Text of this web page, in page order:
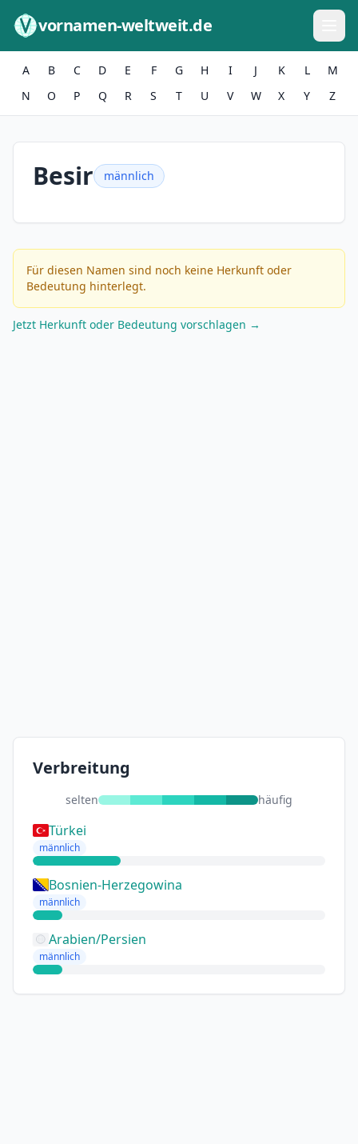
vornamen-weltweit.de
A B C D E F G H I J K L
M
N
O P Q R S T U V W X Y Z
Besir männlich
Für diesen Namen sind noch keine Herkunft oder
Bedeutung hinterlegt.
Jetzt Herkunft oder Bedeutung vorschlagen →
Verbreitung
selten häufig
Türkei
männlich
Bosnien-Herzegowina
männlich
Arabien/Persien
männlich